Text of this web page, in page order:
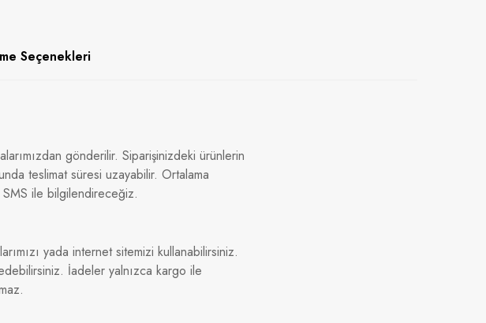
Seçenekleri
gönderilir. Siparişinizdeki ürünlerin
teslimat süresi uzayabilir. Ortalama
ile bilgilendireceğiz.
yada internet sitemizi kullanabilirsiniz.
İadeler yalnızca kargo ile